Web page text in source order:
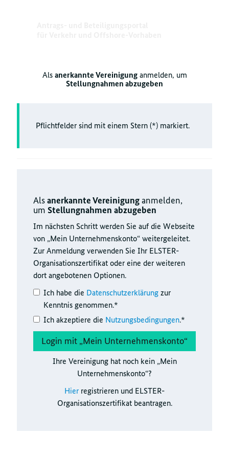
Als anerkannte Vereinigunganmelden, um
Stellungnahmen abzugeben
Pflichtfelder sind mit einem Stern (*) markiert.
Alsanerkannte Vereinigunganmelden,
um Stellungnahmen abzugeben
Im nächsten Schritt werden Sie auf die Webseite
von „Mein Unternehmenskonto“ weitergeleitet.
Zur Anmeldung verwenden Sie Ihr ELSTER-
Organisationszertifikat oder eine der weiteren
dort angebotenen Optionen.
Ich habe die Datenschutzerklärung zur
Kenntnis genommen.*
Ich akzeptiere die Nutzungsbedingungen.*
Ihre Vereinigung hat noch kein „Mein
Unternehmenskonto“?
Hier registrieren und ELSTER-
Organisationszertifikat beantragen.